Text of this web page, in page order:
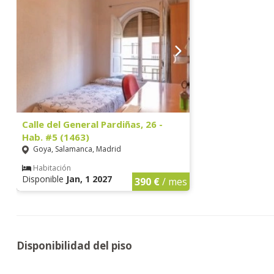
Calle del General Pardiñas, 26 -
Hab. #5 (1463)
Goya, Salamanca, Madrid
Habitación
Disponible Jan, 1 2027 390 €/ mes
Disponibilidad del piso